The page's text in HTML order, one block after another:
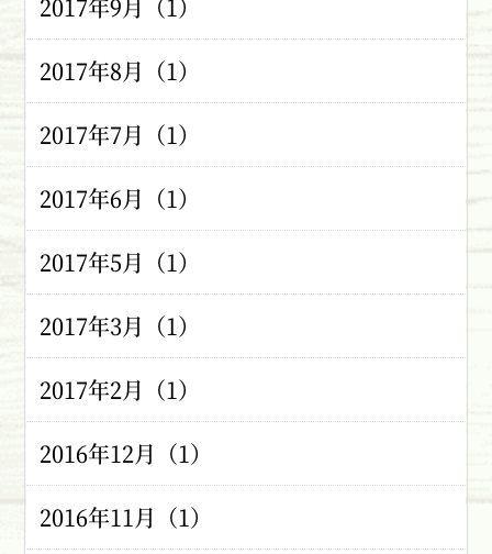
2017年9月（1）
2017年8月（1）
2017年7月（1）
2017年6月（1）
2017年5月（1）
2017年3月（1）
2017年2月（1）
2016年12月（1）
2016年11月（1）